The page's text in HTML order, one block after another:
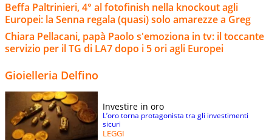
Beffa Paltrinieri, 4° al fotofinish nella knockout agli
Europei: la Senna regala (quasi) solo amarezze a Greg
Chiara Pellacani, papà Paolo s'emoziona in tv: il toccante
servizio per il TG di LA7 dopo i 5 ori agli Europei
Gioielleria Delfino
Investire in oro
L’oro torna protagonista tra gli investimenti
sicuri
LEGGI